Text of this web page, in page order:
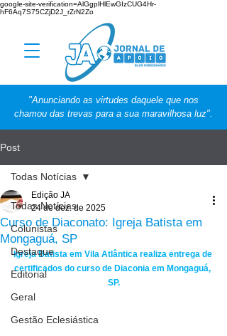
google-site-verification=AlGgplHlEwGIzCUG4Hr-
hF6Aq7S75CZjD2J_rZrN2Zo
"Anunciando as virtudes daquele que nos
chamou das trevas para a sua maravilhosa luz".
Post
Todas Notícias
Colunistas
Destaque
Editorial
Geral
Gestão Eclesiástica
Todas Notícias
Curso de Diaconato: Igreja Batista em
Mongaguá, SP
Edição JA
24 de dez. de 2025
Igreja Batista em Vila Atlântica realiza entrega de
certificados do curso de Diaconia em Mongaguá,
SP.